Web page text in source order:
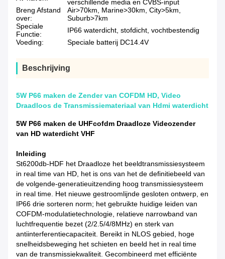
verschillende media en CVBS-input
Breng Afstand
over:
Air>70km, Marine>30km, City>5km,
Suburb>7km
Speciale
Functie:
IP66 waterdicht, stofdicht, vochtbestendig
Voeding:
Speciale batterij DC14.4V
Beschrijving
5W P66 maken de Zender van COFDM HD, Video
Draadloos de Transmissiemateriaal van Hdmi waterdicht
5W P66 maken de UHFcofdm Draadloze Videozender
van HD waterdicht VHF
Inleiding
St6200db-HDF het Draadloze het beeldtransmissiesysteem
in real time van HD, het is ons van het de definitiebeeld van
de volgende-generatieuitzending hoog transmissiesysteem
in real time. Het nieuwe gestroomlijnde gesloten ontwerp, en
IP66 drie sorteren norm; het gebruikte huidige leiden van
COFDM-modulatietechnologie, relatieve narrowband van
luchtfrequentie bezet (2/2.5/4/8MHz) en sterk van
antiinterferentiecapaciteit. Bereikt in NLOS gebied, hoge
snelheidsbeweging het schieten en beeld het in real time
van de transmissiekwaliteit. Gecombineerd met efficiënte